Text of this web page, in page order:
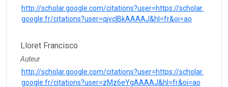
http://scholar.google.com/citations?user=https://scholar.
google.fr/citations?user=qjvclBkAAAAJ&hl=fr&oi=ao
Lloret Francisco
Auteur
http://scholar.google.com/citations?user=https://scholar.
google.fr/citations?user=zMz6eYgAAAAJ&hl=fr&oi=ao